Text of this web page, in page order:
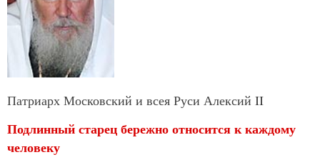
Патриарх Московский и всея Руси Алексий II
Подлинный старец бережно относится к каждому
человеку